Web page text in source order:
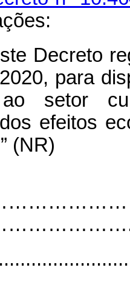
Decreto
para
ao setor
efeitos
(NR)